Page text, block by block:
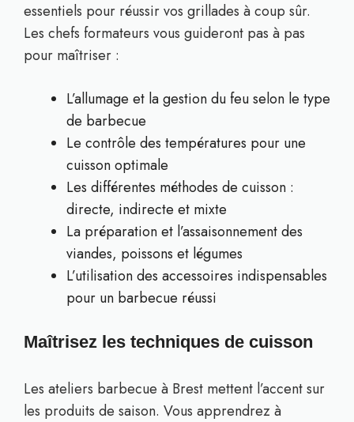
essentiels pour réussir vos grillades à coup sûr.
Les chefs formateurs vous guideront pas à pas
pour maîtriser :
L’allumage et la gestion du feu selon le type
de barbecue
Le contrôle des températures pour une
cuisson optimale
Les différentes méthodes de cuisson :
directe, indirecte et mixte
La préparation et l’assaisonnement des
viandes, poissons et légumes
L’utilisation des accessoires indispensables
pour un barbecue réussi
Maîtrisez les techniques de cuisson
Les ateliers barbecue à Brest mettent l’accent sur
les produits de saison. Vous apprendrez à